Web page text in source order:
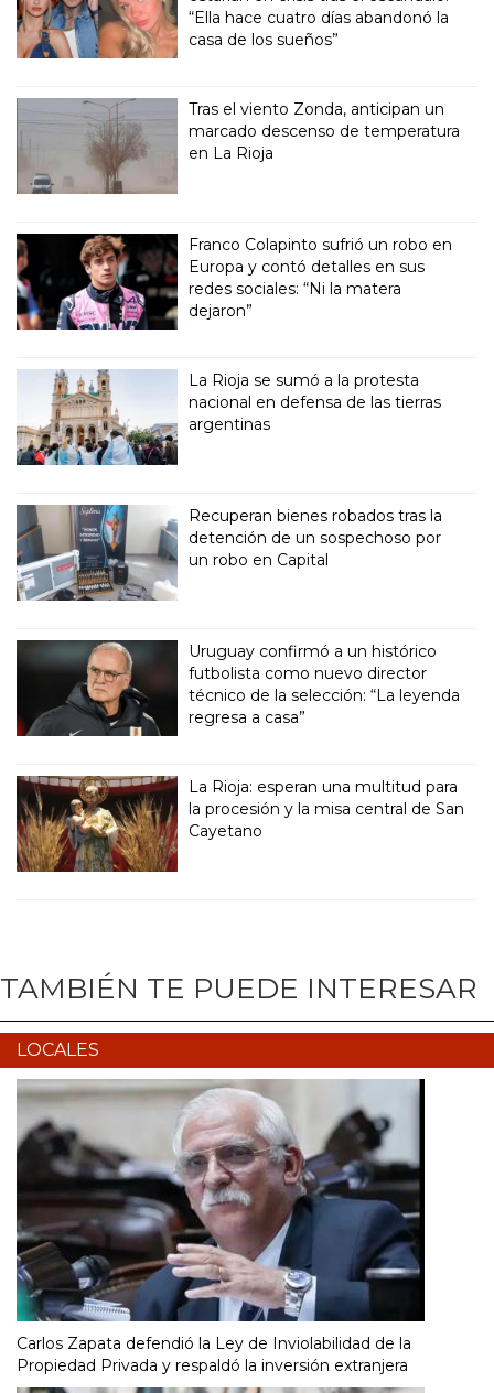
“Ella hace cuatro días abandonó la
casa de los sueños”
Tras el viento Zonda, anticipan un
marcado descenso de temperatura
en La Rioja
Franco Colapinto sufrió un robo en
Europa y contó detalles en sus
redes sociales: “Ni la matera
dejaron”
La Rioja se sumó a la protesta
nacional en defensa de las tierras
argentinas
Recuperan bienes robados tras la
detención de un sospechoso por
un robo en Capital
Uruguay confirmó a un histórico
futbolista como nuevo director
técnico de la selección: “La leyenda
regresa a casa”
La Rioja: esperan una multitud para
la procesión y la misa central de San
Cayetano
TAMBIÉN TE PUEDE INTERESAR
LOCALES
Carlos Zapata defendió la Ley de Inviolabilidad de la
Propiedad Privada y respaldó la inversión extranjera